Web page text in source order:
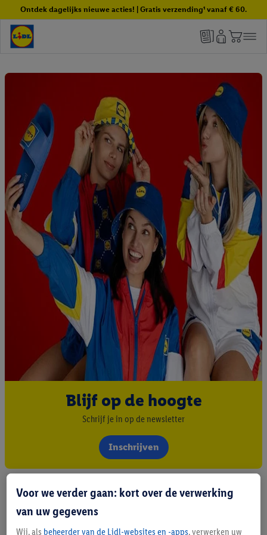
Ontdek dagelijks nieuwe acties! | Gratis verzending¹ vanaf € 60.
Blijf op de hoogte
Schrijf je in op de newsletter
Inschrijven
Voor we verder gaan: kort over de verwerking
van uw gegevens
Wij, als beheerder van de Lidl-websites en -apps, verwerken uw